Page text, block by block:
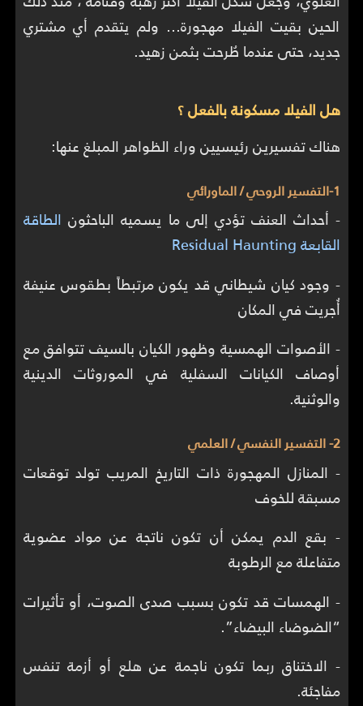
الحين بقيت الفيلا مهجورة… ولم يتقدم أي مشتري
جديد، حتى عندما طُرحت بثمن زهيد.
هل الفيلا مسكونة بالفعل ؟
هناك تفسيرين رئيسيين وراء الظواهر المبلغ عنها:
1-التفسير الروحي / الماورائي
- أحداث العنف تؤدي إلى ما يسميه الباحثون الطاقة
القابعة Residual Haunting
- وجود كيان شيطاني قد يكون مرتبطاً بطقوس عنيفة
أُجريت في المكان
- الأصوات الهمسية وظهور الكيان بالسيف تتوافق مع
أوصاف الكيانات السفلية في الموروثات الدينية
والوثنية.
2- التفسير النفسي / العلمي
- المنازل المهجورة ذات التاريخ المريب تولد توقعات
مسبقة للخوف
- بقع الدم يمكن أن تكون ناتجة عن مواد عضوية
متفاعلة مع الرطوبة
- الهمسات قد تكون بسبب صدى الصوت، أو تأثيرات
“الضوضاء البيضاء”.
- الاختناق ربما تكون ناجمة عن هلع أو أزمة تنفس
مفاجئة.